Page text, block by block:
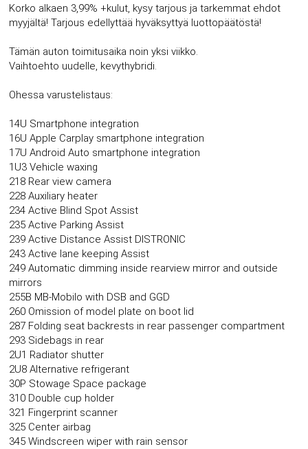
Korko alkaen 3,99% +kulut, kysy tarjous ja tarkemmat ehdot
myyjältä! Tarjous edellyttää hyväksyttyä luottopäätöstä!
Tämän auton toimitusaika noin yksi viikko.
Vaihtoehto uudelle, kevythybridi.
Ohessa varustelistaus:
14U Smartphone integration
16U Apple Carplay smartphone integration
17U Android Auto smartphone integration
1U3 Vehicle waxing
218 Rear view camera
228 Auxiliary heater
234 Active Blind Spot Assist
235 Active Parking Assist
239 Active Distance Assist DISTRONIC
243 Active lane keeping Assist
249 Automatic dimming inside rearview mirror and outside
mirrors
255B MB-Mobilo with DSB and GGD
260 Omission of model plate on boot lid
287 Folding seat backrests in rear passenger compartment
293 Sidebags in rear
2U1 Radiator shutter
2U8 Alternative refrigerant
30P Stowage Space package
310 Double cup holder
321 Fingerprint scanner
325 Center airbag
345 Windscreen wiper with rain sensor